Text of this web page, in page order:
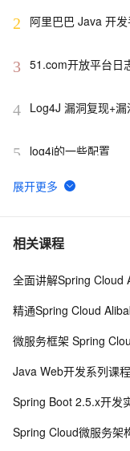
2
阿里巴巴 Java 开
3 51.com开放平台日
4 Log4J 漏洞复现+
5 log4j的一些配置
6 图解MySQL【日
7 SLS新版告警入门-
8 Artifact
理上个月的日志实
10Windows Phone 实
相关课程
精通Spring Cloud
微服务框架 Spring
Java Web开发系列课
Spring Boot 2.5.x开发
Spring Cloud微服务架